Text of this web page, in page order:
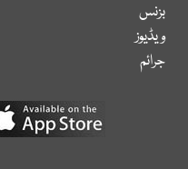
بزنس
ویڈیوز
جرائم